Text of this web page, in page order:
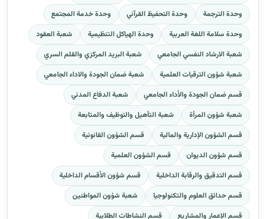
وحدة الترجمة
وحدة التحفيظ القرآني
وحدة خدمة المجتمع
وحدة سلامة اللغة العربية
وحدة الهياكل التنظيمية
شعبة العقود
شعبة الارشاد النفسي الجامعي
شعبة البريد المركزي والقلم السري
شعبة شؤون الترقيات العلمية
شعبة ضمان الجودة والاداء الجامعي
قسم ضمان الجودة والأداء الجامعي
شعبة الدفاع المدني
شعبة شؤون المرأة
شعبة التأهيل والتوظيف والمتابعة
قسم الشؤون الإدارية والمالية
قسم الشؤون القانونية
قسم شؤون الديوان
قسم الشؤون العلمية
قسم التدقيق والرقابة الداخلية
قسم شؤون الأقسام الداخلية
قسم حدائق العلوم والتكنولوجيا
شعبة شؤون المواطنين
قسم الإعمار والمشاريع
قسم النشاطات الطلابية